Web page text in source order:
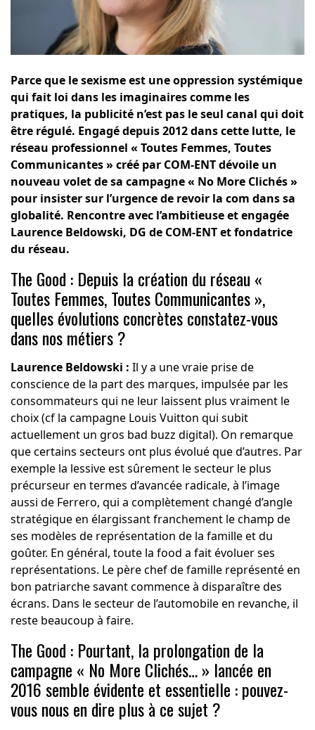
Parce que le sexisme est une oppression systémique
qui fait loi dans les imaginaires comme les
pratiques, la publicité n’est pas le seul canal qui doit
être régulé. Engagé depuis 2012 dans cette lutte, le
réseau professionnel « Toutes Femmes, Toutes
Communicantes » créé par COM-ENT dévoile un
nouveau volet de sa campagne « No More Clichés »
pour insister sur l’urgence de revoir la com dans sa
globalité. Rencontre avec l’ambitieuse et engagée
Laurence Beldowski, DG de COM-ENT et fondatrice
du réseau.
The Good : Depuis la création du réseau «
Toutes Femmes, Toutes Communicantes »,
quelles évolutions concrètes constatez-vous
dans nos métiers ?
Laurence Beldowski : Il y a une vraie prise de
conscience de la part des marques, impulsée par les
consommateurs qui ne leur laissent plus vraiment le
choix (cf la campagne Louis Vuitton qui subit
actuellement un gros bad buzz digital). On remarque
que certains secteurs ont plus évolué que d’autres. Par
exemple la lessive est sûrement le secteur le plus
précurseur en termes d’avancée radicale, à l’image
aussi de Ferrero, qui a complètement changé d’angle
stratégique en élargissant franchement le champ de
ses modèles de représentation de la famille et du
goûter. En général, toute la food a fait évoluer ses
représentations. Le père chef de famille représenté en
bon patriarche savant commence à disparaître des
écrans. Dans le secteur de l’automobile en revanche, il
reste beaucoup à faire.
The Good : Pourtant, la prolongation de la
campagne « No More Clichés… » lancée en
2016 semble évidente et essentielle : pouvez-
vous nous en dire plus à ce sujet ?